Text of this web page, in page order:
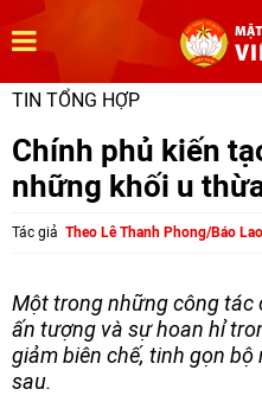
TIN TỔNG HỢP
Chính phủ kiến
những khối u
Tác giả Theo Lê Thanh Phong/Báo
Một trong những công tác
ấn tượng và sự hoan hỉ
giảm biên chế, tinh gọn bộ
sau.